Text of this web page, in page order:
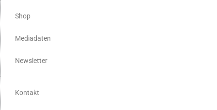
Shop
Mediadaten
Newsletter
Kontakt